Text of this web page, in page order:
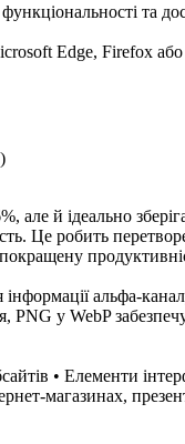
Edge, Firefox
)
й ідеально
Це робить
альфа-
у WebP
• Елементи
магазинах,